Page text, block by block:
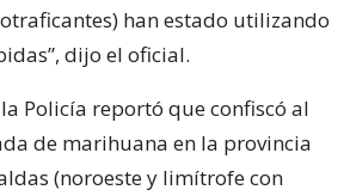
han estado utilizando
dijo el oficial.
Policía reportó que confiscó al
de marihuana en la provincia
(noroeste y limítrofe con